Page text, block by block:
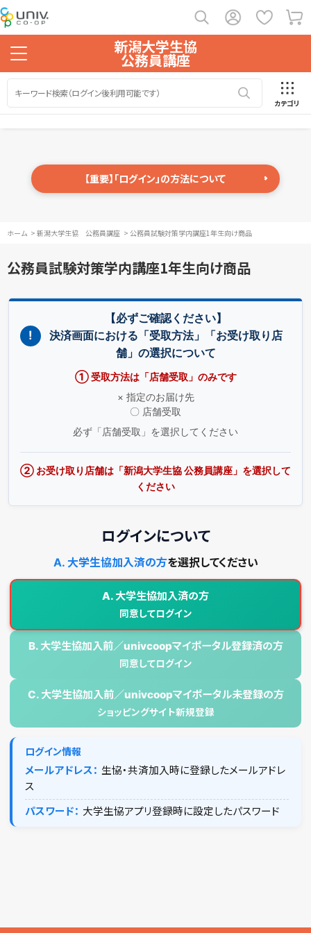
新潟大学生協
公務員講座
カテゴリ
【重要】「ログイン」の方法について
ホーム > 新潟大学生協 公務員講座 > 公務員試験対策学内講座1年生向け商品
公務員試験対策学内講座1年生向け商品
!
【必ずご確認ください】
決済画面における「受取方法」「お受け取り店
舗」の選択について
① 受取方法は「店舗受取」のみです
× 指定のお届け先
〇 店舗受取
必ず「店舗受取」を選択してください
② お受け取り店舗は「新潟大学生協 公務員講座」を選択して
ください
ログインについて
A. 大学生協加入済の方を選択してください
A. 大学生協加入済の方
同意してログイン
B. 大学生協加入前／univcoopマイポータル登録済の方
同意してログイン
C. 大学生協加入前／univcoopマイポータル未登録の方
ショッピングサイト新規登録
ログイン情報
メールアドレス： 生協・共済加入時に登録したメールアドレ
ス
パスワード： 大学生協アプリ登録時に設定したパスワード